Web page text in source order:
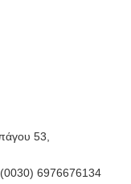
53,
6976676134